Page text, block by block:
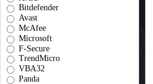
Bitdefender
Avast
McAfee
Microsoft
F-Secure
TrendMicro
VBA32
Panda